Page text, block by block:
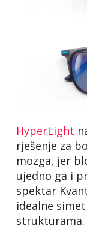
HyperLight
rješenje za
mozga, jer
ujedno ga i
spektar
idealne
strukturama.